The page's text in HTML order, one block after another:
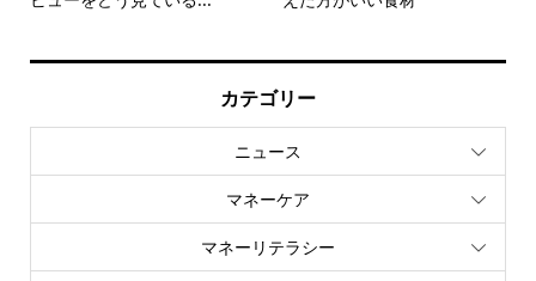
カテゴリー
ニュース
マネーケア
マネーリテラシー